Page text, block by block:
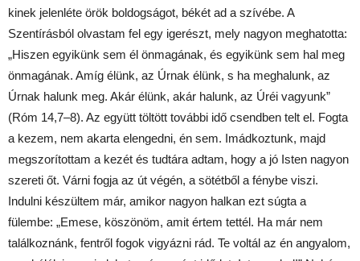
kinek jelenléte örök boldogságot, békét ad a szívébe. A
Szentírásból olvastam fel egy igerészt, mely nagyon meghatotta:
„Hiszen egyikünk sem él önmagának, és egyikünk sem hal meg
önmagának. Amíg élünk, az Úrnak élünk, s ha meghalunk, az
Úrnak halunk meg. Akár élünk, akár halunk, az Úréi vagyunk”
(Róm 14,7–8). Az együtt töltött további idő csendben telt el. Fogta
a kezem, nem akarta elengedni, én sem. Imádkoztunk, majd
megszorítottam a kezét és tudtára adtam, hogy a jó Isten nagyon
szereti őt. Várni fogja az út végén, a sötétből a fénybe viszi.
Indulni készültem már, amikor nagyon halkan ezt súgta a
fülembe: „Emese, köszönöm, amit értem tettél. Ha már nem
találkoznánk, fentről fogok vigyázni rád. Te voltál az én angyalom,